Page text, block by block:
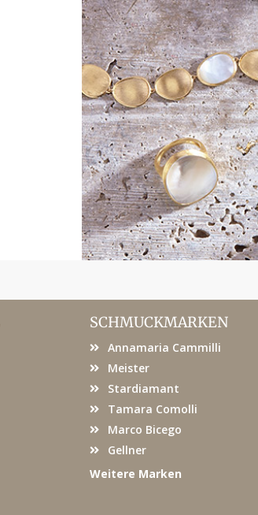
SCHMUCKMARKEN
Annamaria Cammilli
Meister
Stardiamant
Tamara Comolli
Marco Bicego
Gellner
Weitere Marken